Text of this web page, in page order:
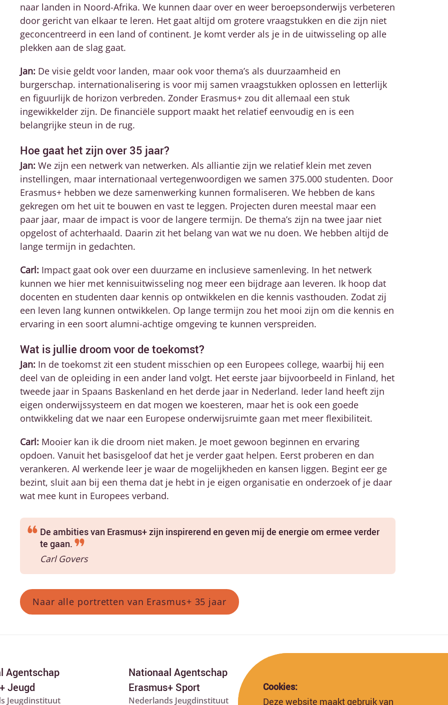
naar landen in Noord-Afrika. We kunnen daar over en weer beroepsonderwijs verbeteren
door gericht van elkaar te leren. Het gaat altijd om grotere vraagstukken en die zijn niet
geconcentreerd in een land of continent. Je komt verder als je in de uitwisseling op alle
plekken aan de slag gaat.
Jan: De visie geldt voor landen, maar ook voor thema’s als duurzaamheid en
burgerschap. internationalisering is voor mij samen vraagstukken oplossen en letterlijk
en figuurlijk de horizon verbreden. Zonder Erasmus+ zou dit allemaal een stuk
ingewikkelder zijn. De financiële support maakt het relatief eenvoudig en is een
belangrijke steun in de rug.
Hoe gaat het zijn over 35 jaar?
Jan: We zijn een netwerk van netwerken. Als alliantie zijn we relatief klein met zeven
instellingen, maar internationaal vertegenwoordigen we samen 375.000 studenten. Door
Erasmus+ hebben we deze samenwerking kunnen formaliseren. We hebben de kans
gekregen om het uit te bouwen en vast te leggen. Projecten duren meestal maar een
paar jaar, maar de impact is voor de langere termijn. De thema’s zijn na twee jaar niet
opgelost of achterhaald. Daarin zit het belang van wat we nu doen. We hebben altijd de
lange termijn in gedachten.
Carl: Impact gaat ook over een duurzame en inclusieve samenleving. In het netwerk
kunnen we hier met kennisuitwisseling nog meer een bijdrage aan leveren. Ik hoop dat
docenten en studenten daar kennis op ontwikkelen en die kennis vasthouden. Zodat zij
een leven lang kunnen ontwikkelen. Op lange termijn zou het mooi zijn om die kennis en
ervaring in een soort alumni-achtige omgeving te kunnen verspreiden.
Wat is jullie droom voor de toekomst?
Jan: In de toekomst zit een student misschien op een Europees college, waarbij hij een
deel van de opleiding in een ander land volgt. Het eerste jaar bijvoorbeeld in Finland, het
tweede jaar in Spaans Baskenland en het derde jaar in Nederland. Ieder land heeft zijn
eigen onderwijssysteem en dat mogen we koesteren, maar het is ook een goede
ontwikkeling dat we naar een Europese onderwijsruimte gaan met meer flexibiliteit.
Carl: Mooier kan ik die droom niet maken. Je moet gewoon beginnen en ervaring
opdoen. Vanuit het basisgeloof dat het je verder gaat helpen. Eerst proberen en dan
verankeren. Al werkende leer je waar de mogelijkheden en kansen liggen. Begint eer ge
bezint, sluit aan bij een thema dat je hebt in je eigen organisatie en onderzoek of je daar
wat mee kunt in Europees verband.
De ambities van Erasmus+ zijn inspirerend en geven mij de energie om ermee verder
te gaan.
Carl Govers
Naar alle portretten van Erasmus+ 35 jaar
Agentschap
Jeugd
Jeugdinstituut
Nationaal Agentschap
Erasmus+ Sport
Nederlands Jeugdinstituut
Cookies:
Deze website maakt gebruik van